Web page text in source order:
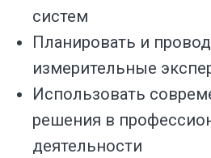
систем
Планировать и
измерительные
Использовать
решения в
деятельности